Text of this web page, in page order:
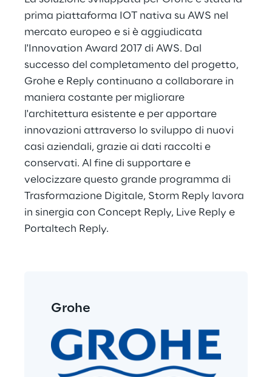
prima piattaforma IOT nativa su AWS nel
mercato europeo e si è aggiudicata
l'Innovation Award 2017 di AWS. Dal
successo del completamento del progetto,
Grohe e Reply continuano a collaborare in
maniera costante per migliorare
l'architettura esistente e per apportare
innovazioni attraverso lo sviluppo di nuovi
casi aziendali, grazie ai dati raccolti e
conservati. Al fine di supportare e
velocizzare questo grande programma di
Trasformazione Digitale, Storm Reply lavora
in sinergia con Concept Reply, Live Reply e
Portaltech Reply.
Grohe